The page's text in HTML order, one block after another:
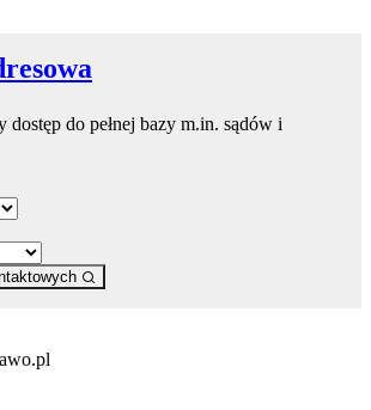
dostęp do pełnej bazy m.in. sądów i